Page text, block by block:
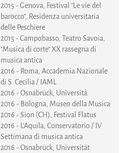
2015 - Genova, Festival "Le vie del
barocco", Residenza universitaria
delle Peschiere
2015 - Campobasso, Teatro Savoia,
"Musica di corte" XX rassegna di
musica antica
2016 - Roma, Accademia Nazionale
di S. Cecilia / IAML
2016 - Osnabrück, Università
2016 - Bologna, Museo della Musica
2016 - Sion (CH), Festival Flatus
2016 - L'Aquila, Conservatorio / IV
Settimana di musica antica
2016 - Osnabrück, Universität